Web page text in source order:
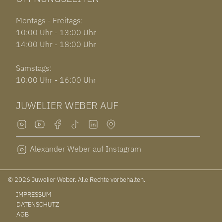
Montags - Freitags:
10:00 Uhr - 13:00 Uhr
14:00 Uhr - 18:00 Uhr
Samstags:
10:00 Uhr - 16:00 Uhr
JUWELIER WEBER AUF
Alexander Weber auf Instagram
© 2026 Juwelier Weber. Alle Rechte vorbehalten.
IMPRESSUM
DATENSCHUTZ
AGB